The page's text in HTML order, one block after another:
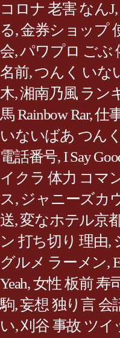
コロナ 老害 なんJ,
る,金券ショップ
会,パワプロ ごぶ
名前,つんく いな
木,湘南乃風 ラン
馬 Rainbow Rar,仕
いないばあ つん
電話番号, I Say
イクラ 体力 コマ
ス, ジャニーズカ
送,変なホテル京
ン 打ち切り 理由,
グルメ ラーメン,
Yeah,女性 板前 寿司
駒,妄想 独り言 会
い,刈谷 事故 ツイ